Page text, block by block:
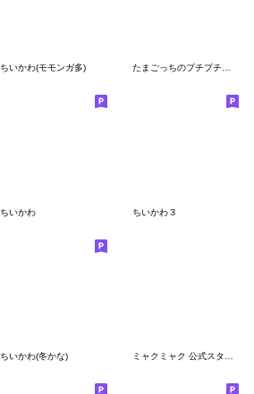
ちいかわ(モモンガ多) たまごっちのプチプチおみせっち
ちいかわ ちいかわ３
ちいかわ(冬かな)